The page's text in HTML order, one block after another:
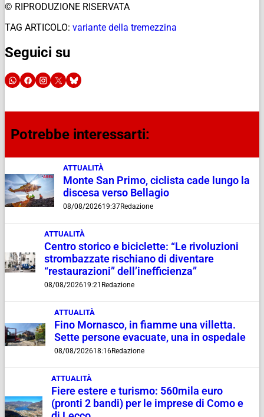
© RIPRODUZIONE RISERVATA
TAG ARTICOLO: variante della tremezzina
Seguici su
Potrebbe interessarti:
ATTUALITÀ
Monte San Primo, ciclista cade lungo la
discesa verso Bellagio
08/08/202619:37Redazione
ATTUALITÀ
Centro storico e biciclette: “Le rivoluzioni
strombazzate rischiano di diventare
“restaurazioni” dell’inefficienza”
08/08/202619:21 Redazione
ATTUALITÀ
Fino Mornasco, in fiamme una villetta.
Sette persone evacuate, una in ospedale
08/08/202618:16Redazione
ATTUALITÀ
Fiere estere e turismo: 560mila euro
(pronti 2 bandi) per le imprese di Como e